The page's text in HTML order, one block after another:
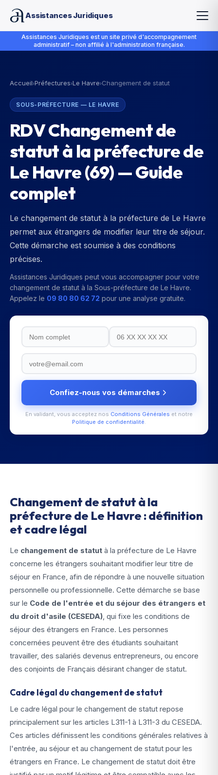
Assistances Juridiques
Assistances Juridiques est un site privé d'accompagnement
administratif – non affilié à l'administration française.
Accueil›Préfectures›Le Havre›Changement de statut
SOUS-PRÉFECTURE — LE HAVRE
RDV Changement de
statut à la préfecture de
Le Havre (69) — Guide
complet
Le changement de statut à la préfecture de Le Havre
permet aux étrangers de modifier leur titre de séjour.
Cette démarche est soumise à des conditions
précises.
Assistances Juridiques peut vous accompagner pour votre
changement de statut à la Sous-préfecture de Le Havre.
Appelez le 09 80 80 62 72 pour une analyse gratuite.
Confiez-nous vos démarches
En validant, vous acceptez nos Conditions Générales et notre
Politique de confidentialité.
Changement de statut à la
préfecture de Le Havre : définition
et cadre légal
Le changement de statut à la préfecture de Le Havre
concerne les étrangers souhaitant modifier leur titre de
séjour en France, afin de répondre à une nouvelle situation
personnelle ou professionnelle. Cette démarche se base
sur le Code de l'entrée et du séjour des étrangers et
du droit d'asile (CESEDA), qui fixe les conditions de
séjour des étrangers en France. Les personnes
concernées peuvent être des étudiants souhaitant
travailler, des salariés devenus entrepreneurs, ou encore
des conjoints de Français désirant changer de statut.
Cadre légal du changement de statut
Le cadre légal pour le changement de statut repose
principalement sur les articles L311-1 à L311-3 du CESEDA.
Ces articles définissent les conditions générales relatives à
l'entrée, au séjour et au changement de statut pour les
étrangers en France. Le changement de statut doit être